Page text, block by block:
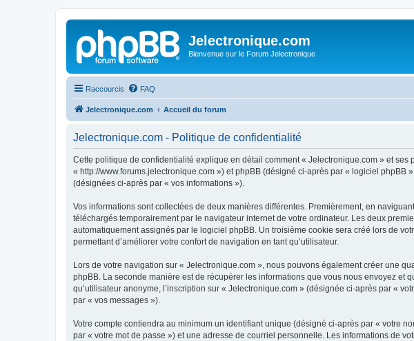
Jelectronique.com
Bienvenue sur le Forum Jelectronique
Raccourcis FAQ
Jelectronique.com Accueil du forum
Jelectronique.com - Politique de confidentialité
Cette politique de confidentialité explique en détail comment « Jelectronique.com » et
« http://www.forums.jelectronique.com ») et phpBB (désigné ci-après par « logiciel
(désignées ci-après par « vos informations »).
Vos informations sont collectées de deux manières différentes. Premièrement, en
téléchargés temporairement par le navigateur internet de votre ordinateur. Les deux
automatiquement assignés par le logiciel phpBB. Un troisième cookie sera créé lors de
permettant d’améliorer votre confort de navigation en tant qu’utilisateur.
Lors de votre navigation sur « Jelectronique.com », nous pouvons également créer une
phpBB. La seconde manière est de récupérer les informations que vous nous envoyez
qu’utilisateur anonyme, l’inscription sur « Jelectronique.com » (désignée ci-après par «
par « vos messages »).
Votre compte contiendra au minimum un identifiant unique (désigné ci-après par « votre
par « votre mot de passe ») et une adresse de courriel personnelle. Les informations de